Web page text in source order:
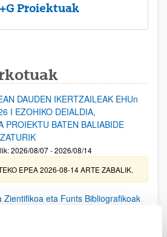
Proiektuak
DAUDEN IKERTZAILEAK EHUn
I EZOHIKO DEIALDIA,
PROIEKTU BATEN BALIABIDE
2026/08/07 - 2026/08/14
EPEA 2026-08-14 ARTE ZABALIK.
Zientifikoa eta Funts Bibliografikoak